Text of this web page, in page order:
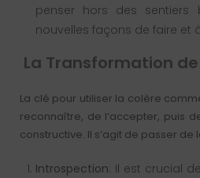
penser hors des sentiers
nouvelles façons de faire et
La Transformation
La clé pour utiliser la colère
reconnaître, de l’accepter, puis
constructive. Il s’agit de passer de
Introspection: Il est crucial